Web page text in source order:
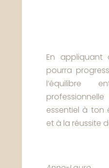
En appliquant
pourra
l’équilibre
essentiel à ton
et à la réussite